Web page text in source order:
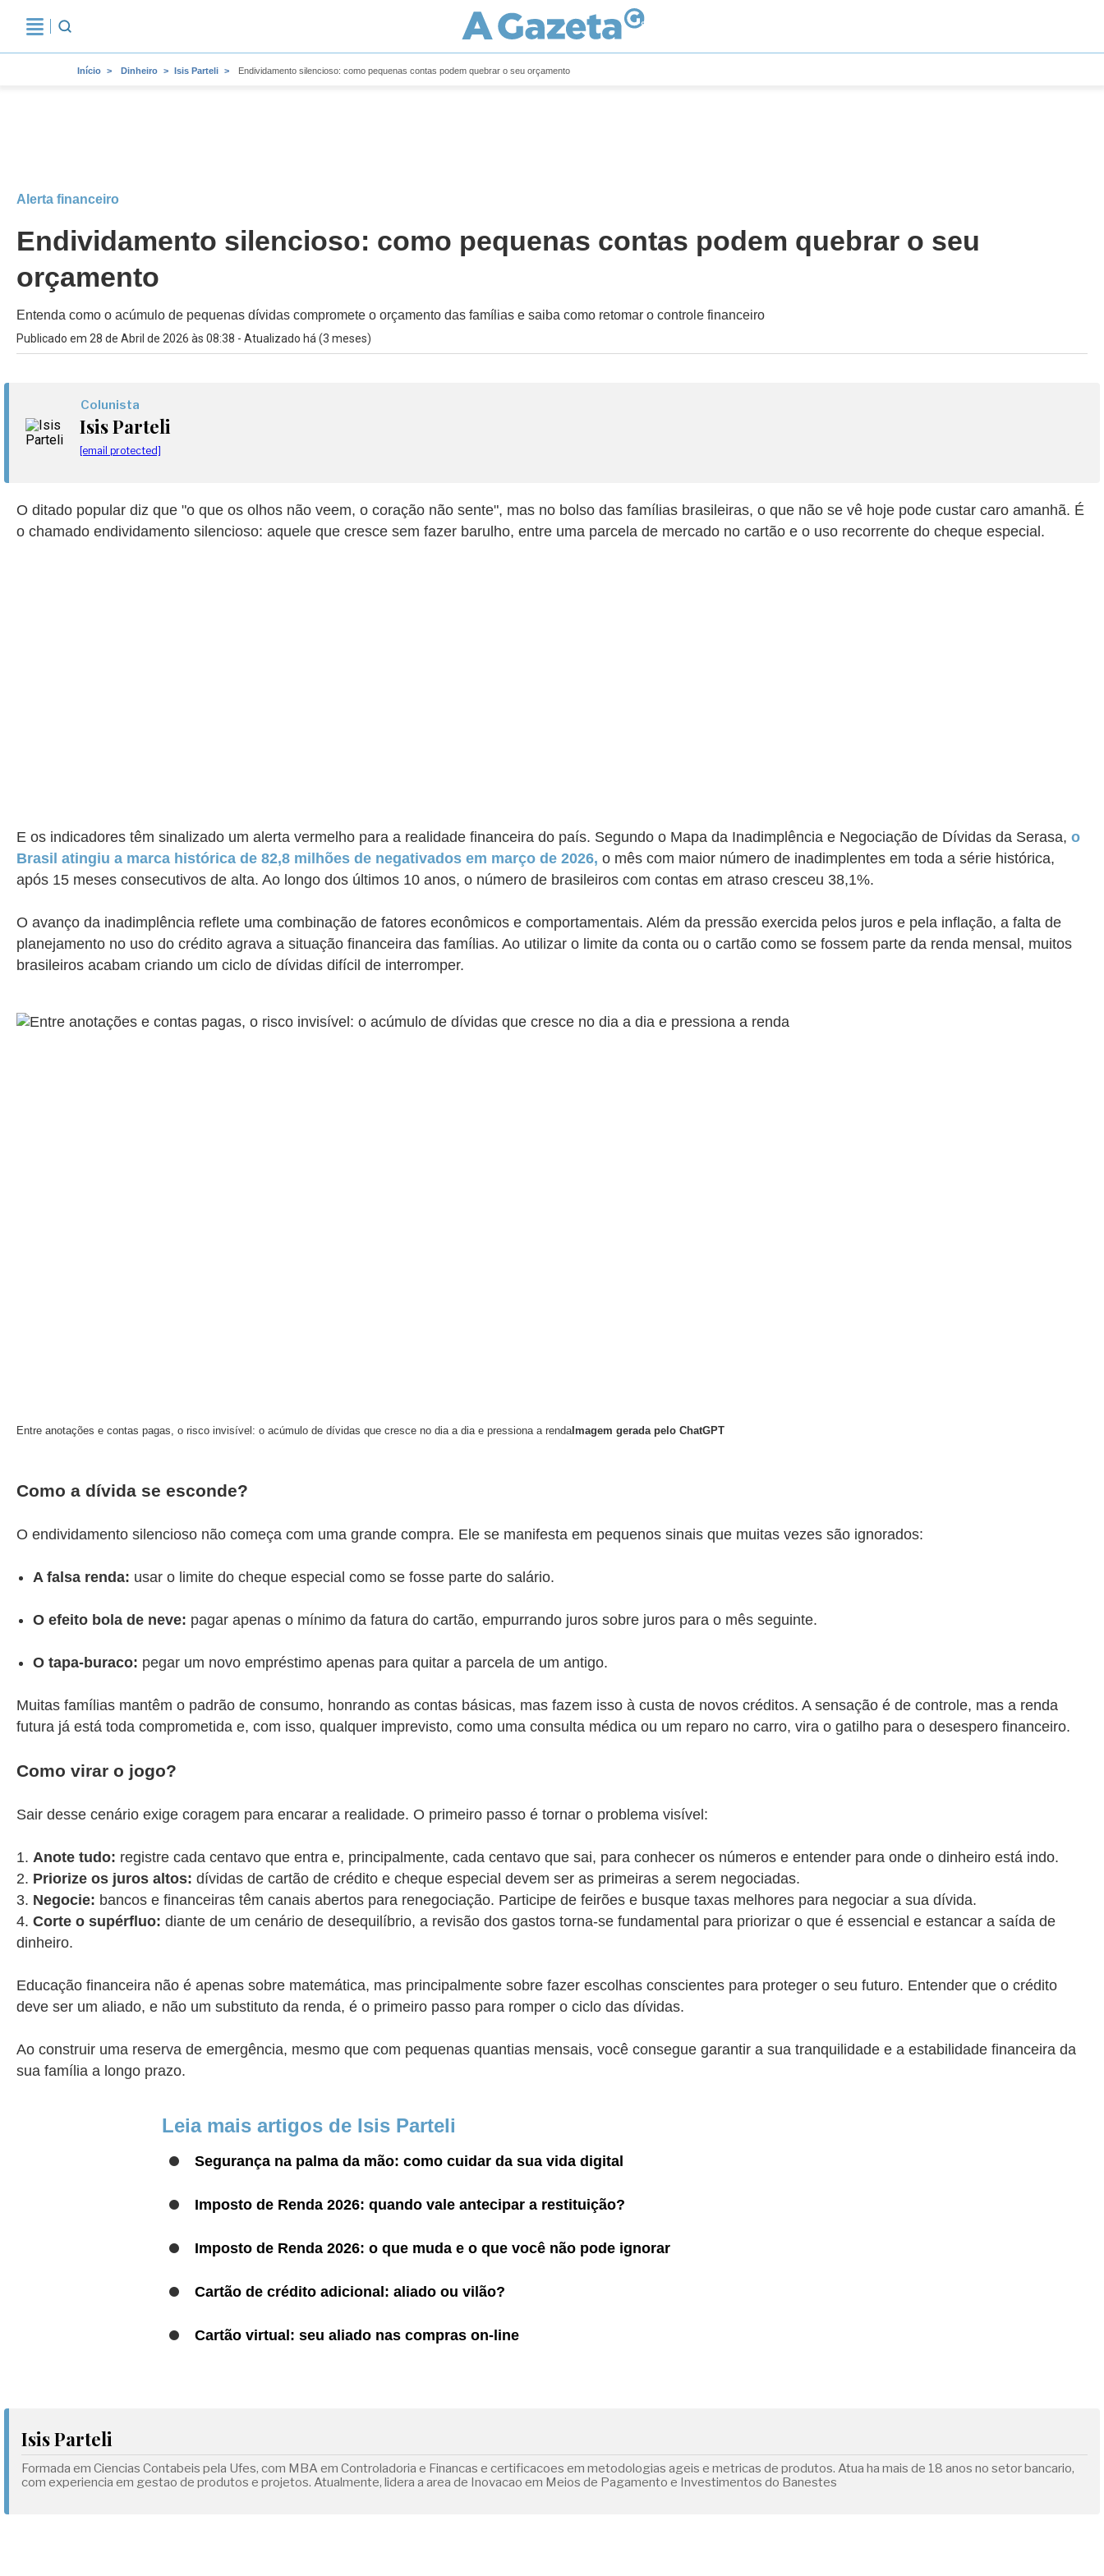
Início Dinheiro Isis Parteli Endividamento silencioso: como pequenas contas podem quebrar o seu orçamento
Alerta financeiro
Endividamento silencioso: como pequenas contas podem quebrar o seu
orçamento
Entenda como o acúmulo de pequenas dívidas compromete o orçamento das famílias e saiba como retomar o controle financeiro
Publicado em 28 de Abril de 2026 às 08:38 - Atualizado há (3 meses)
Colunista
Isis Parteli
[email protected]
O ditado popular diz que "o que os olhos não veem, o coração não sente", mas no bolso das famílias brasileiras, o que não se vê hoje pode custar caro amanhã. É
o chamado endividamento silencioso: aquele que cresce sem fazer barulho, entre uma parcela de mercado no cartão e o uso recorrente do cheque especial.
E os indicadores têm sinalizado um alerta vermelho para a realidade financeira do país. Segundo o Mapa da Inadimplência e Negociação de Dívidas da Serasa, o
Brasil atingiu a marca histórica de 82,8 milhões de negativados em março de 2026, o mês com maior número de inadimplentes em toda a série histórica,
após 15 meses consecutivos de alta. Ao longo dos últimos 10 anos, o número de brasileiros com contas em atraso cresceu 38,1%.
O avanço da inadimplência reflete uma combinação de fatores econômicos e comportamentais. Além da pressão exercida pelos juros e pela inflação, a falta de
planejamento no uso do crédito agrava a situação financeira das famílias. Ao utilizar o limite da conta ou o cartão como se fossem parte da renda mensal, muitos
brasileiros acabam criando um ciclo de dívidas difícil de interromper.
Entre anotações e contas pagas, o risco invisível: o acúmulo de dívidas que cresce no dia a dia e pressiona a rendaImagem gerada pelo ChatGPT
Como a dívida se esconde?
O endividamento silencioso não começa com uma grande compra. Ele se manifesta em pequenos sinais que muitas vezes são ignorados:
A falsa renda: usar o limite do cheque especial como se fosse parte do salário.
O efeito bola de neve: pagar apenas o mínimo da fatura do cartão, empurrando juros sobre juros para o mês seguinte.
O tapa-buraco: pegar um novo empréstimo apenas para quitar a parcela de um antigo.
Muitas famílias mantêm o padrão de consumo, honrando as contas básicas, mas fazem isso à custa de novos créditos. A sensação é de controle, mas a renda
futura já está toda comprometida e, com isso, qualquer imprevisto, como uma consulta médica ou um reparo no carro, vira o gatilho para o desespero financeiro.
Como virar o jogo?
Sair desse cenário exige coragem para encarar a realidade. O primeiro passo é tornar o problema visível:
Anote tudo: registre cada centavo que entra e, principalmente, cada centavo que sai, para conhecer os números e entender para onde o dinheiro está indo.
Priorize os juros altos: dívidas de cartão de crédito e cheque especial devem ser as primeiras a serem negociadas.
Negocie: bancos e financeiras têm canais abertos para renegociação. Participe de feirões e busque taxas melhores para negociar a sua dívida.
Corte o supérfluo: diante de um cenário de desequilíbrio, a revisão dos gastos torna-se fundamental para priorizar o que é essencial e estancar a saída de
dinheiro.
Educação financeira não é apenas sobre matemática, mas principalmente sobre fazer escolhas conscientes para proteger o seu futuro. Entender que o crédito
deve ser um aliado, e não um substituto da renda, é o primeiro passo para romper o ciclo das dívidas.
Ao construir uma reserva de emergência, mesmo que com pequenas quantias mensais, você consegue garantir a sua tranquilidade e a estabilidade financeira da
sua família a longo prazo.
Leia mais artigos de Isis Parteli
Segurança na palma da mão: como cuidar da sua vida digital
Imposto de Renda 2026: quando vale antecipar a restituição?
Imposto de Renda 2026: o que muda e o que você não pode ignorar
Cartão de crédito adicional: aliado ou vilão?
Cartão virtual: seu aliado nas compras on-line
Isis Parteli
Formada em Ciencias Contabeis pela Ufes, com MBA em Controladoria e Financas e certificacoes em metodologias ageis e metricas de produtos. Atua ha mais de 18 anos no setor bancario,
com experiencia em gestao de produtos e projetos. Atualmente, lidera a area de Inovacao em Meios de Pagamento e Investimentos do Banestes